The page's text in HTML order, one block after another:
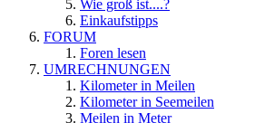
Wie groß ist....?
Einkaufstipps
FORUM
Foren lesen
UMRECHNUNGEN
Kilometer in Meilen
Kilometer in Seemeilen
Meilen in Meter